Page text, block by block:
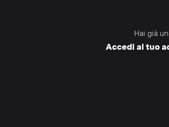
Hai già
Accedi al tuo